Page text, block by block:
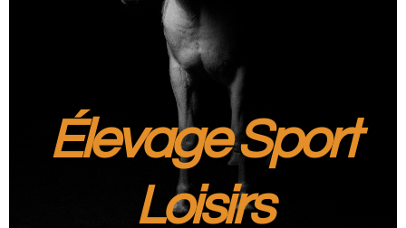
Élevage Sport
Loisirs